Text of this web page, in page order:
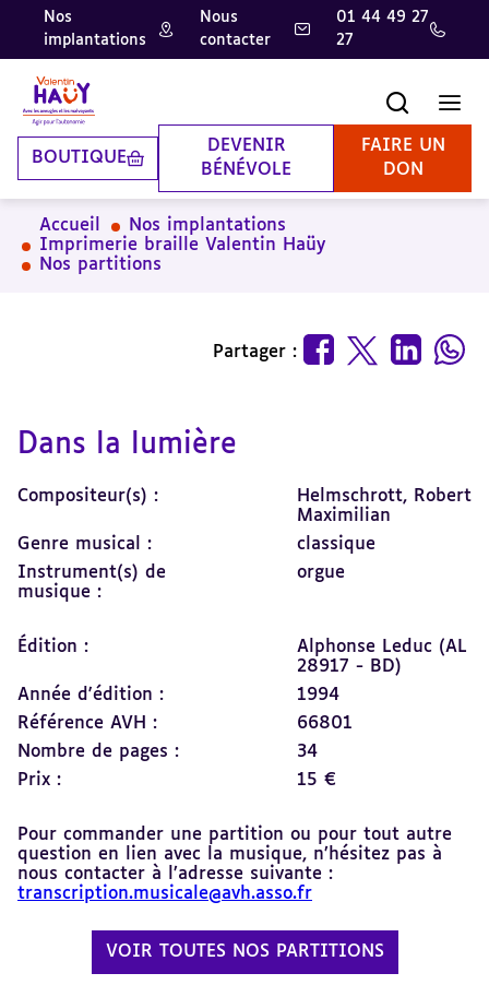
Aller
contenu
principal
Aller
pied
de
page
Aller
la
recherche
Nos
implantations
Nous
contacter
01 44 49 27
27
BOUTIQUE
DEVENIR
BÉNÉVOLE
FAIRE UN
DON
Accueil
Nos implantations
Imprimerie braille Valentin Haüy
Nos partitions
Partager :
Dans la lumière
Compositeur(s) :
Helmschrott, Robert
Maximilian
Genre musical :
classique
Instrument(s) de
musique :
orgue
Édition :
Alphonse Leduc (AL
28917 - BD)
Année d'édition :
1994
Référence AVH :
66801
Nombre de pages :
34
Prix :
15 €
Pour commander une partition ou pour tout autre
question en lien avec la musique, n’hésitez pas à
nous contacter à l’adresse suivante :
transcription.musicale@avh.asso.fr
VOIR TOUTES NOS PARTITIONS